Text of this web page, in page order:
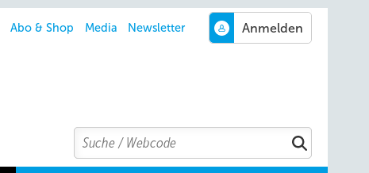
Abo & Shop Media Newsletter
Search
Suchen